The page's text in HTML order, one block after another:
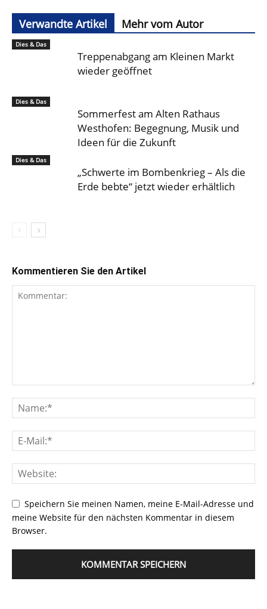
Verwandte Artikel Mehr vom Autor
Dies & Das
Treppenabgang am Kleinen Markt
wieder geöffnet
Dies & Das
Sommerfest am Alten Rathaus
Westhofen: Begegnung, Musik und
Ideen für die Zukunft
Dies & Das
„Schwerte im Bombenkrieg – Als die
Erde bebte“ jetzt wieder erhältlich
Kommentieren Sie den Artikel
Speichern Sie meinen Namen, meine E-Mail-Adresse und
meine Website für den nächsten Kommentar in diesem
Browser.